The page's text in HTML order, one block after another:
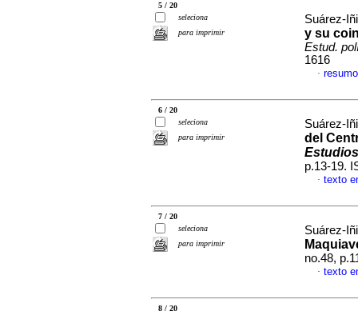
5 / 20
seleciona
para imprimir
Suárez-
y su
Estud.
1616
·
6 / 20
seleciona
para imprimir
Suárez-
del
p.13-19.
· texto
7 / 20
seleciona
para imprimir
Suárez-
no.48,
· texto
8 / 20